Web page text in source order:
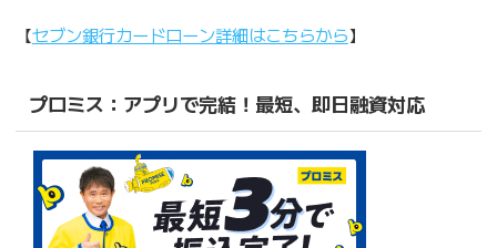
【セブン銀行カードローン詳細はこちらから】
プロミス：アプリで完結！最短、即日融資対応